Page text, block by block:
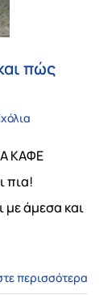
πώς
ΚΑΦΕ
πια!
με άμεσα και
περισσότερα